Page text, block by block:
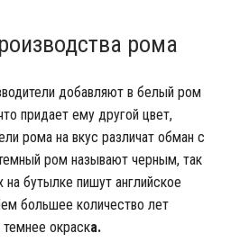
рома
добавляют в белый ром
придает ему другой цвет,
рома на вкус различат обман с
ром называют черным, так
на бутылке пишут английское
большее количество лет
окраска.